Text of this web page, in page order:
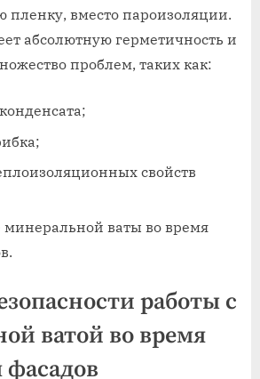
пленку, вместо пароизоляции.
абсолютную герметичность и
проблем, таких как:
свойств
ваты во время
работы с
ватой во время
фасадов